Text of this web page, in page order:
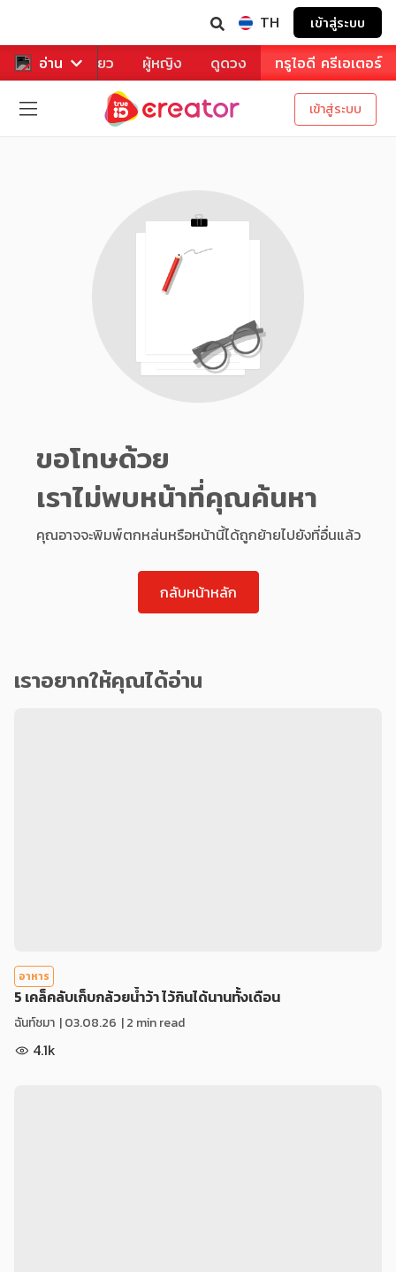
TH เข้าสู่ระบบ
อ่าน
หาร ท่องเที่ยว ผู้หญิง ดูดวง ทรูไอดี ครีเอเตอร์
เข้าสู่ระบบ
ขอโทษด้วย
เราไม่พบหน้าที่คุณค้นหา
คุณอาจจะพิมพ์ตกหล่นหรือหน้านี้ได้ถูกย้ายไปยังที่อื่นแล้ว
กลับหน้าหลัก
เราอยากให้คุณได้อ่าน
อาหาร
5 เคล็คลับเก็บกล้วยน้ำว้า ไว้กินได้นานทั้งเดือน
ฉันท์ชมา |03.08.26 | 2 min read
4.1k